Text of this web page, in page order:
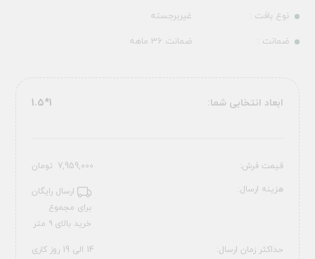
نوع بافت :
غیربرجسته
ضمانت :
ضمانت 36 ماهه
ابعاد انتخابی شما: 1*1.5
قیمت فرش: 7,959,000 تومان
هزینه ارسال:
ارسال رایگان
برای مجموع
خرید بالای ۹ متر
حداکثر زمان ارسال: 14 الی 19 روز کاری